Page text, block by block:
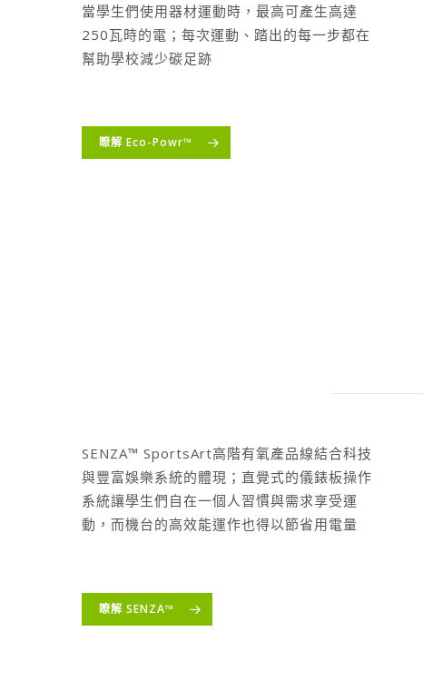
當學生們使用器材運動時，最高可產生高達
250瓦時的電；每次運動、踏出的每一步都在
幫助學校減少碳足跡
瞭解 Eco-Powr™
SENZA™ SportsArt高階有氧產品線結合科技
與豐富娛樂系統的體現；直覺式的儀錶板操作
系統讓學生們自在一個人習慣與需求享受運
動，而機台的高效能運作也得以節省用電量
瞭解 SENZA™